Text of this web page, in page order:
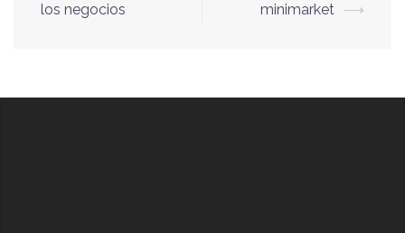
los negocios
minimarket ⟶